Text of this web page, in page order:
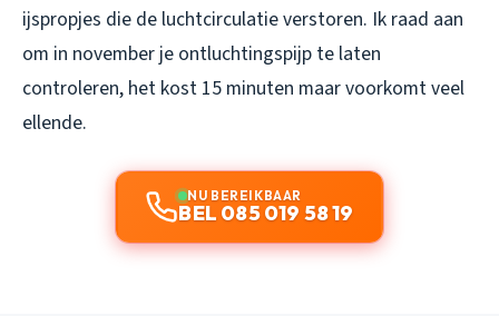
ijspropjes die de luchtcirculatie verstoren. Ik raad aan
om in november je ontluchtingspijp te laten
controleren, het kost 15 minuten maar voorkomt veel
ellende.
NU BEREIKBAAR
BEL 085 019 58 19